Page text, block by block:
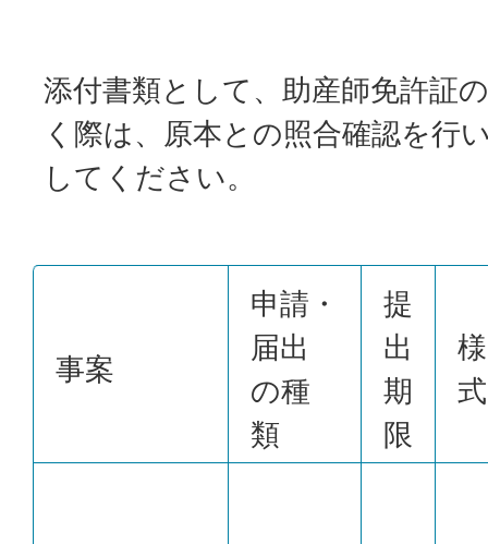
添付書類として、助産師免許証
く際は、原本との照合確認を行
してください。
事案
申請・
届出
の種
類
提
出
期
限
様
式